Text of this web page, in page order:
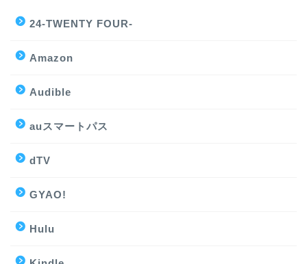
24-TWENTY FOUR-
Amazon
Audible
auスマートパス
dTV
GYAO!
Hulu